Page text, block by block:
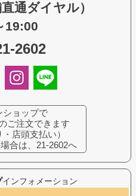
インフォメーション
通ダイヤル）
19:00
2602
ショップで
ご注文できます
店頭支払い）
合は、21-2602へ